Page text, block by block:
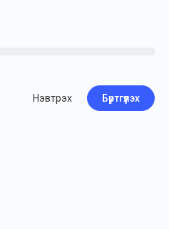
Нэвтрэх Бүртгүүлэх